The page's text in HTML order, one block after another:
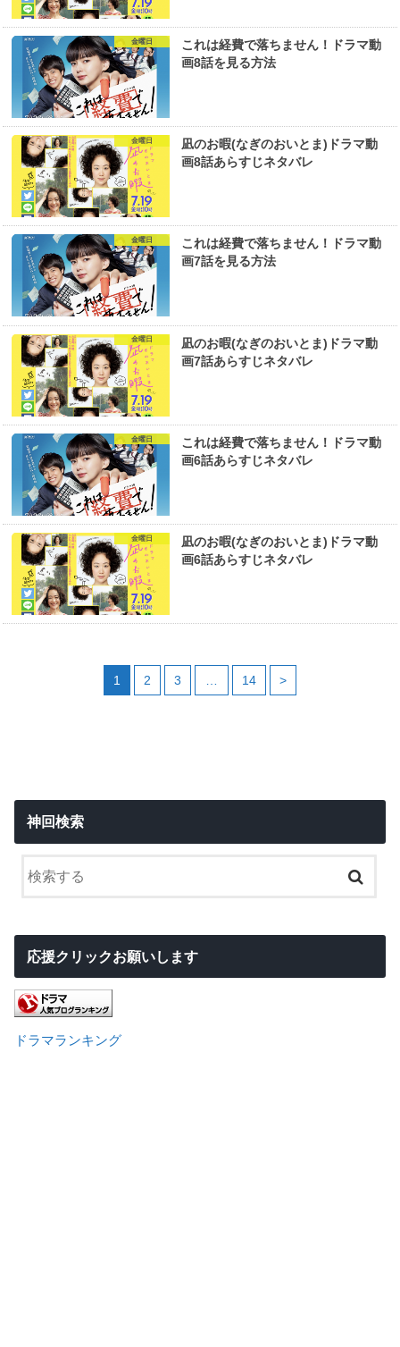
金曜日
これは経費で落ちません！ドラマ動
画8話を見る方法
金曜日
凪のお暇(なぎのおいとま)ドラマ動
画8話あらすじネタバレ
金曜日
これは経費で落ちません！ドラマ動
画7話を見る方法
金曜日
凪のお暇(なぎのおいとま)ドラマ動
画7話あらすじネタバレ
金曜日
これは経費で落ちません！ドラマ動
画6話あらすじネタバレ
金曜日
凪のお暇(なぎのおいとま)ドラマ動
画6話あらすじネタバレ
1 2 3 14 >
神回検索
応援クリックお願いします
ドラマランキング